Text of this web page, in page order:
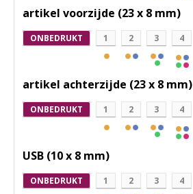
artikel voorzijde (23 x 8 mm)
ONBEDRUKT 1 2 3 4
artikel achterzijde (23 x 8 mm)
ONBEDRUKT 1 2 3 4
USB (10 x 8 mm)
ONBEDRUKT 1 2 3 4